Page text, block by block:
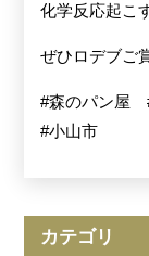
化学反応起こ
ぜひロデブご
#森のパン屋
#小山市
カテゴリ